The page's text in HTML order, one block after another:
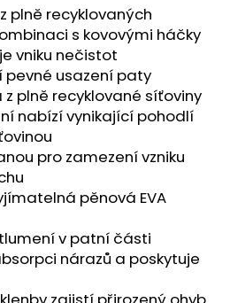
plně recyklovaných
s kovovými háčky
vniku nečistot
pevné usazení paty
plně recyklované síťoviny
nabízí vynikající pohodlí
pro zamezení vzniku
pěnová EVA
tlumení v patní části
nárazů a poskytuje